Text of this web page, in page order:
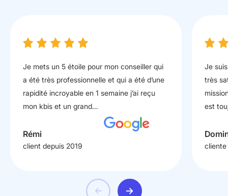
Je mets un 5 étoile pour mon conseiller qui
a été très professionnelle et qui a été d’une
rapidité incroyable en 1 semaine j’ai reçu
mon kbis et un grand…
Rémi
client depuis 2019
Je
très
est
cliente